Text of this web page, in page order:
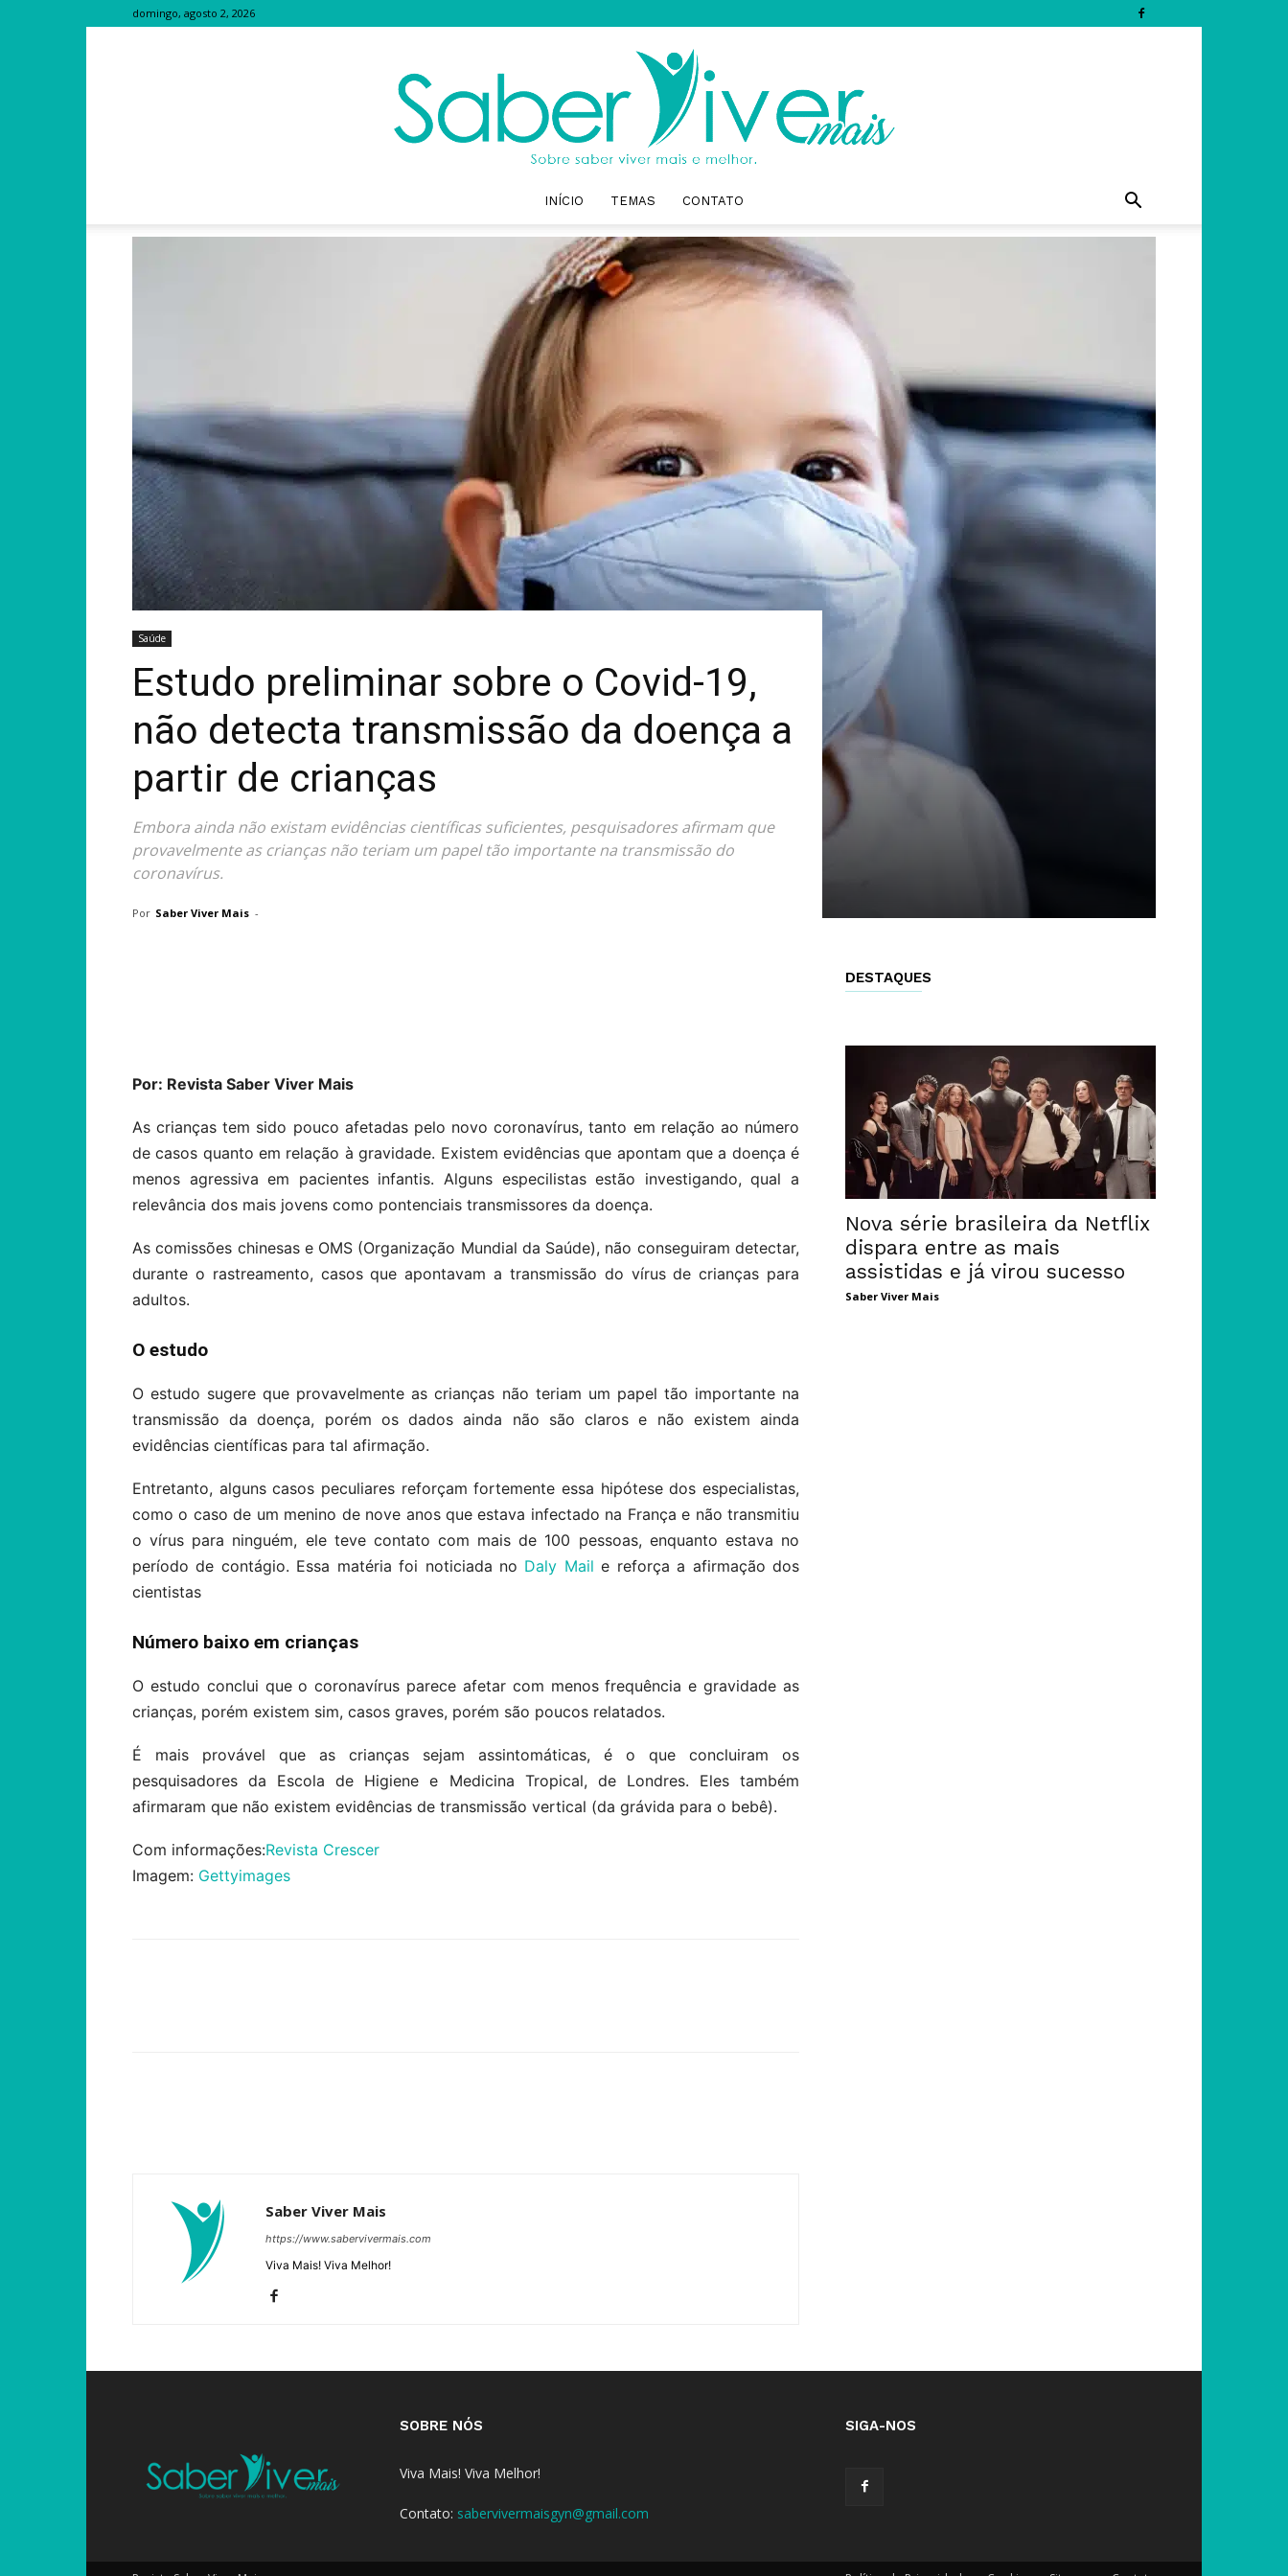
domingo, agosto 2, 2026
Saber
Mais
INÍCIO TEMAS CONTATO
Saúde
Estudo preliminar sobre o Covid-19,
não detecta transmissão da doença a
partir de crianças
Embora ainda não existam evidências científicas suficientes, pesquisadores afirmam que
provavelmente as crianças não teriam um papel tão importante na transmissão do
coronavírus.
Por Saber Viver Mais -
Por: Revista Saber Viver Mais
As crianças tem sido pouco afetadas pelo novo coronavírus, tanto em relação ao número
de casos quanto em relação à gravidade. Existem evidências que apontam que a doença é
menos agressiva em pacientes infantis. Alguns especilistas estão investigando, qual a
relevância dos mais jovens como pontenciais transmissores da doença.
As comissões chinesas e OMS (Organização Mundial da Saúde), não conseguiram detectar,
durante o rastreamento, casos que apontavam a transmissão do vírus de crianças para
adultos.
O estudo
O estudo sugere que provavelmente as crianças não teriam um papel tão importante na
transmissão da doença, porém os dados ainda não são claros e não existem ainda
evidências científicas para tal afirmação.
Entretanto, alguns casos peculiares reforçam fortemente essa hipótese dos especialistas,
como o caso de um menino de nove anos que estava infectado na França e não transmitiu
o vírus para ninguém, ele teve contato com mais de 100 pessoas, enquanto estava no
período de contágio. Essa matéria foi noticiada no Daly Mail e reforça a afirmação dos
cientistas
Número baixo em crianças
O estudo conclui que o coronavírus parece afetar com menos frequência e gravidade as
crianças, porém existem sim, casos graves, porém são poucos relatados.
É mais provável que as crianças sejam assintomáticas, é o que concluiram os
pesquisadores da Escola de Higiene e Medicina Tropical, de Londres. Eles também
afirmaram que não existem evidências de transmissão vertical (da grávida para o bebê).
Com informações:Revista Crescer
Imagem: Gettyimages
Saber Viver Mais
https://www.sabervivermais.com
Viva Mais! Viva Melhor!
DESTAQUES
Nova série brasileira da Netflix
dispara entre as mais
assistidas e já virou sucesso
Saber Viver Mais
SOBRE NÓS
Viva Mais! Viva Melhor!
Contato: sabervivermaisgyn@gmail.com
SIGA-NOS